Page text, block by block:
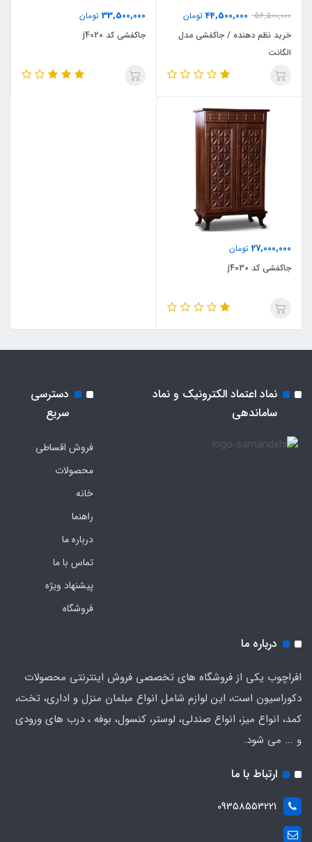
56,500,000
44,500,000تومان
خرید نظم دهنده / جاکفشی مدل
الگانت
33,500,000 تومان
جاکفشی کد j4020
27,000,000 تومان
جاکفشی کد j4030
نماد اعتماد الکترونیک و نماد
ساماندهی
دسترسی
سریع
فروش اقساطی
محصولات
خانه
راهنما
درباره ما
تماس با ما
پیشنهاد ویژه
فروشگاه
درباره ما
افراچوب یکی از فروشگاه های تخصصی فروش اینترنتی محصولات
دکوراسیون است، این لوازم شامل انواع مبلمان منزل و اداری، تخت،
کمد، انواع میز، انواع صندلی، لوستر، کنسول، بوفه ، درب های ورودی
و ... می شود.
ارتباط با ما
09358553221